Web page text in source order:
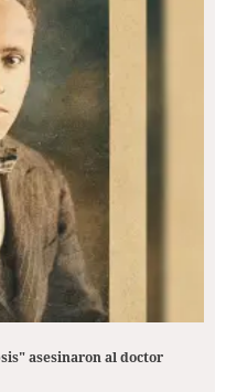
asesinaron al doctor